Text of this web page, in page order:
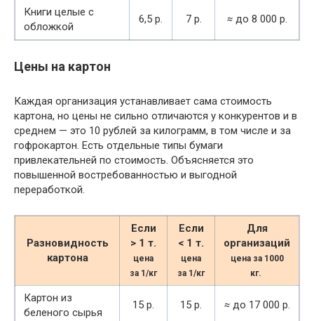
Книги целые с
обложкой
6,5 р. 7 р. ≈ до 8 000 р.
Цены на картон
Каждая организация устанавливает сама стоимость
картона, но цены не сильно отличаются у конкурентов и в
среднем — это 10 рублей за килограмм, в том числе и за
гофрокартон. Есть отдельные типы бумаги
привлекательней по стоимость. Объясняется это
повышенной востребованностью и выгодной
переработкой.
Разновидность
картона
Если
> 1 т.
цена
за 1/кг
Если
< 1 т.
цена
за 1/кг
Для
организаций
цена за 1000
кг.
Картон из
беленого сырья
15 р. 15 р. ≈ до 17 000 р.